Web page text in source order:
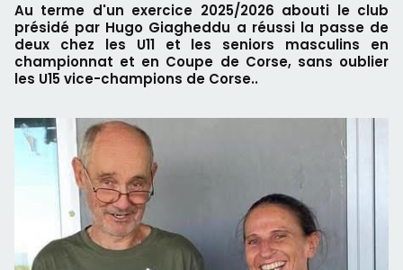
Au terme d'un exercice 2025/2026 abouti le club
présidé par Hugo Giagheddu a réussi la passe de
deux chez les U11 et les seniors masculins en
championnat et en Coupe de Corse, sans oublier
les U15 vice-champions de Corse..